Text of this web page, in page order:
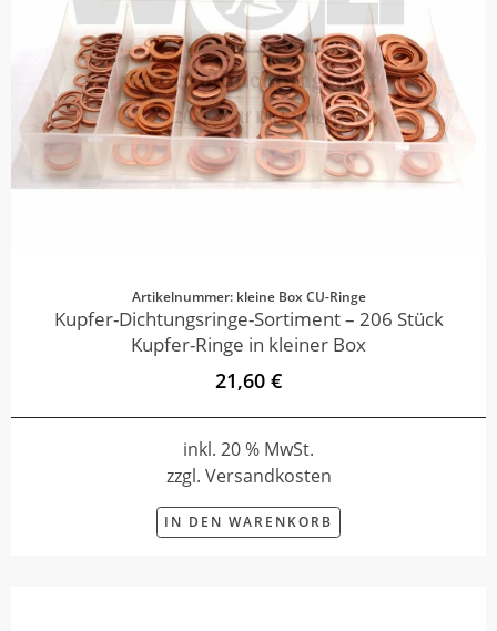
Artikelnummer: kleine Box CU-Ringe
Kupfer-Dichtungsringe-Sortiment – 206 Stück
Kupfer-Ringe in kleiner Box
21,60 €
inkl. 20 % MwSt.
zzgl. Versandkosten
IN DEN WARENKORB